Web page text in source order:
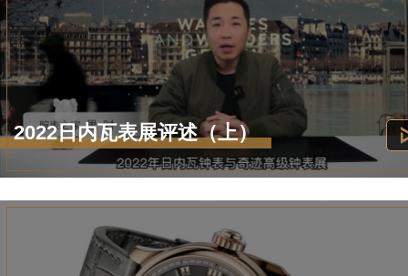
2022日内瓦表展评述（上）